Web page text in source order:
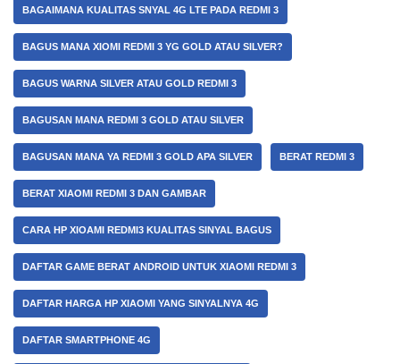
BAGAIMANA KUALITAS SNYAL 4G LTE PADA REDMI 3
BAGUS MANA XIOMI REDMI 3 YG GOLD ATAU SILVER?
BAGUS WARNA SILVER ATAU GOLD REDMI 3
BAGUSAN MANA REDMI 3 GOLD ATAU SILVER
BAGUSAN MANA YA REDMI 3 GOLD APA SILVER BERAT REDMI 3
BERAT XIAOMI REDMI 3 DAN GAMBAR
CARA HP XIOAMI REDMI3 KUALITAS SINYAL BAGUS
DAFTAR GAME BERAT ANDROID UNTUK XIAOMI REDMI 3
DAFTAR HARGA HP XIAOMI YANG SINYALNYA 4G
DAFTAR SMARTPHONE 4G